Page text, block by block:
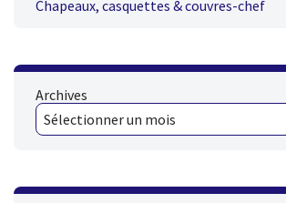
Chapeaux, casquettes & couvres-chef
Archives